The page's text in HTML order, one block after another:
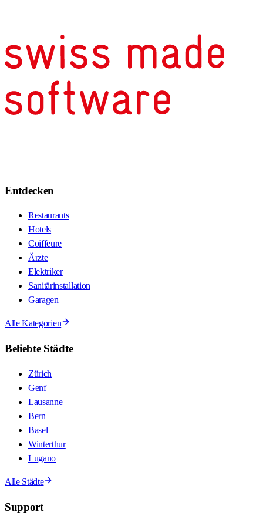
Entdecken
Restaurants
Hotels
Coiffeure
Ärzte
Elektriker
Sanitärinstallation
Garagen
Alle Kategorien
Beliebte Städte
Zürich
Genf
Lausanne
Bern
Basel
Winterthur
Lugano
Alle Städte
Support